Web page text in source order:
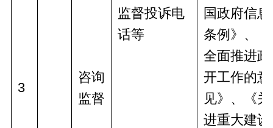
3
咨询
监督
监督投诉电
话等
国政府信
条例》、
全面推进
开工作的意
见》、《
进重大建